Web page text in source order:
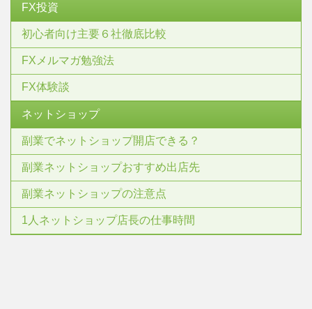
FX投資
初心者向け主要６社徹底比較
FXメルマガ勉強法
FX体験談
ネットショップ
副業でネットショップ開店できる？
副業ネットショップおすすめ出店先
副業ネットショップの注意点
1人ネットショップ店長の仕事時間